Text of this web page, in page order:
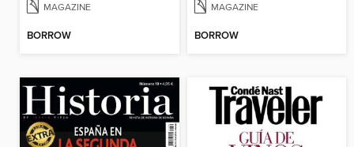
MAGAZINE
BORROW
MAGAZINE
BORROW